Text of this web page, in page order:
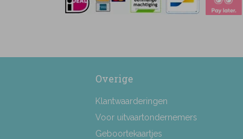
Overige
Klantwaarderingen
Voor uitvaartondernemers
Geboortekaartjes